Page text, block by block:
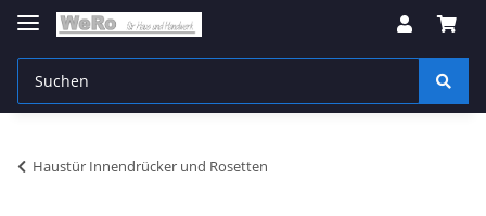
Haustür Innendrücker und Rosetten